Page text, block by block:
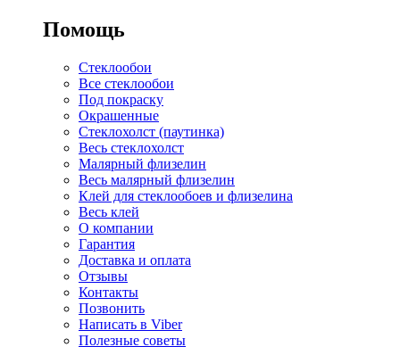
Помощь
Стеклообои
Все стеклообои
Под покраску
Окрашенные
Стеклохолст (паутинка)
Весь стеклохолст
Малярный флизелин
Весь малярный флизелин
Клей для стеклообоев и флизелина
Весь клей
О компании
Гарантия
Доставка и оплата
Отзывы
Контакты
Позвонить
Написать в Viber
Полезные советы